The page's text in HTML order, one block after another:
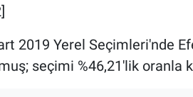
2019 Yerel Seçimleri'nde
seçimi %46,21'lik oranla